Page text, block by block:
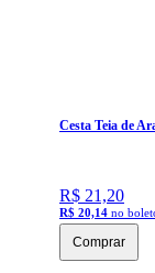
Cesta Teia de
R$ 21,20
R$ 20,14 no
Comprar